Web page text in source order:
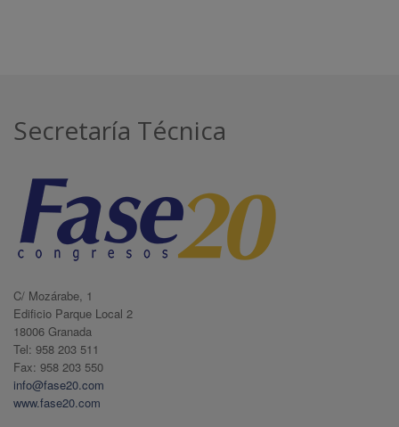
Secretaría Técnica
C/ Mozárabe, 1
Edificio Parque Local 2
18006 Granada
Tel: 958 203 511
Fax: 958 203 550
info@fase20.com
www.fase20.com